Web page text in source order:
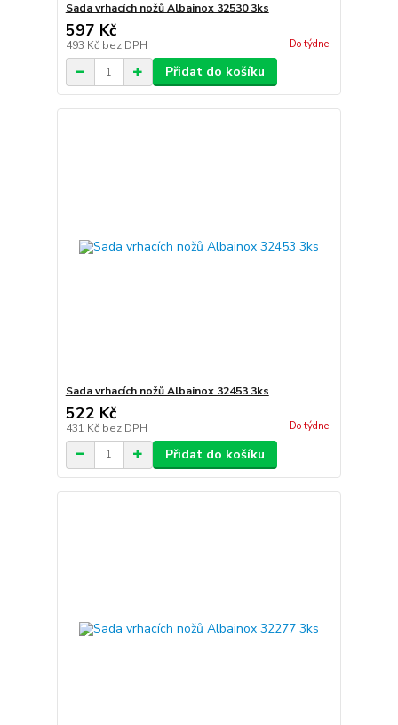
Sada vrhacích nožů Albainox 32530 3ks
597 Kč
493 Kč bez DPH Do týdne
Přidat do košíku
Sada vrhacích nožů Albainox 32453 3ks
522 Kč
431 Kč bez DPH Do týdne
Přidat do košíku